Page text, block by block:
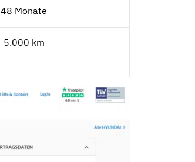
48 Monate
5.000 km